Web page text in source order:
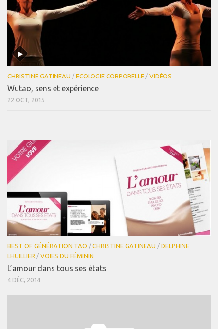
CHRISTINE GATINEAU / ECOLOGIE CORPORELLE / VIDÉOS
Wutao, sens et expérience
22 OCT, 2015
BEST OF GÉNÉRATION TAO / CHRISTINE GATINEAU / DELPHINE
LHUILLIER / VOIES DU FÉMININ
L’amour dans tous ses états
4 DÉC, 2014